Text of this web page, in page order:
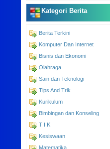
Kategori Berita
Berita Terkini
Komputer Dan Internet
Bisnis dan Ekonomi
Olahraga
Sain dan Teknologi
Tips And Trik
Kurikulum
Bimbingan dan Konseling
T I K
Kesiswaan
Matematika